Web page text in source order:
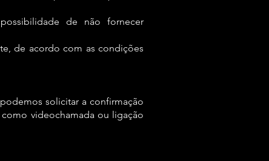
de não fornecer
de acordo com as condições
solicitar a confirmação
videochamada ou ligação